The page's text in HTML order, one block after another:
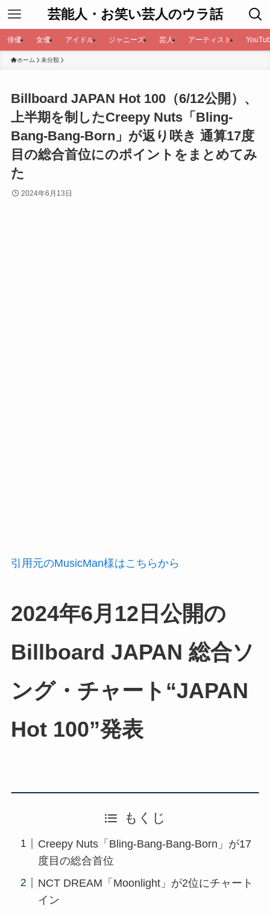
芸能人・お笑い芸人のウラ話
俳優 女優 アイドル ジャニーズ 芸人 アーティスト
ホーム 未分類
Billboard JAPAN Hot 100（6/12公開）、
上半期を制したCreepy Nuts「Bling-
Bang-Bang-Born」が返り咲き 通算17度
目の総合首位にのポイントをまとめてみ
た
2024年6月13日
引用元のMusicMan様はこちらから
2024年6月12日公開の
Billboard JAPAN 総合ソ
ング・チャート“JAPAN
Hot 100”発表
もくじ
Creepy Nuts「Bling-Bang-Bang-Born」が17
度目の総合首位
NCT DREAM「Moonlight」が2位にチャート
イン